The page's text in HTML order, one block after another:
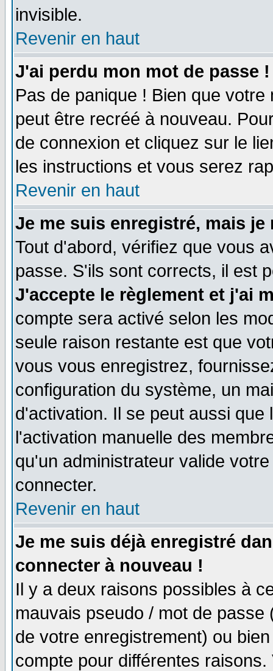
invisible.
Revenir en haut
J'ai perdu mon mot de passe !
Pas de panique ! Bien que
peut être recréé à nouveau.
de connexion et cliquez sur le
les instructions et vous serez
Revenir en haut
Je me suis enregistré, mais
Tout d'abord, vérifiez que vous
passe. S'ils sont corrects, il est
J'accepte le règlement et j'ai
compte sera activé selon les
seule raison restante est que
vous vous enregistrez,
configuration du système, un
d'activation. Il se peut aussi
l'activation manuelle des
qu'un administrateur valide
connecter.
Revenir en haut
Je me suis déjà enregistré
connecter à nouveau !
Il y a deux raisons possibles à
mauvais pseudo / mot de
de votre enregistrement) ou
compte pour différentes